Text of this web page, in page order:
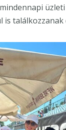
üzleti
is találkozzanak